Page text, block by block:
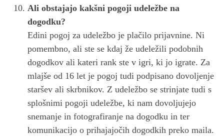
Ali obstajajo kakšni pogoji udeležbe na
dogodku?
Edini pogoj za udeležbo je plačilo prijavnine. Ni
pomembno, ali ste se kdaj že udeležili podobnih
dogodkov ali kateri rank ste v igri, ki jo igrate. Za
mlajše od 16 let je pogoj tudi podpisano dovoljenje
staršev ali skrbnikov. Z udeležbo se strinjate tudi s
splošnimi pogoji udeležbe, ki nam dovoljujejo
snemanje in fotografiranje na dogodku in ter
komunikacijo o prihajajočih dogodkih preko maila.